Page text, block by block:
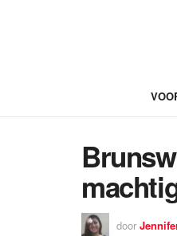
door